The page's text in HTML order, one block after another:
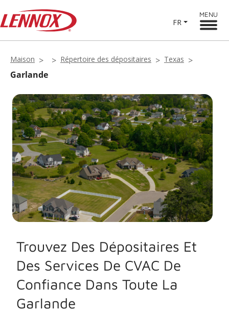
FR
MENU
Maison Répertoire des dépositaires Texas
Garlande
Trouvez Des Dépositaires Et
Des Services De CVAC De
Confiance Dans Toute La
Garlande